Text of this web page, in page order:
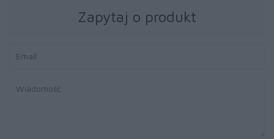
Zapytaj o produkt